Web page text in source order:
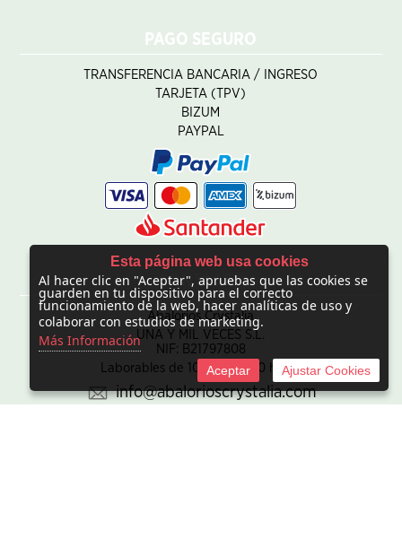
PAGO SEGURO
TRANSFERENCIA BANCARIA / INGRESO
TARJETA (TPV)
BIZUM
PAYPAL
CONTACTO
Abalorios Crystalia
UNA Y MIL VECES S.L.
NIF: B21797808
Laborables de 10:00 - 20:00 horas
info@abalorioscrystalia.com
Esta página web usa cookies
Al hacer clic en "Aceptar", apruebas que las cookies se
guarden en tu dispositivo para el correcto
funcionamiento de la web, hacer analíticas de uso y
colaborar con estudios de marketing.
Más Información
Aceptar Ajustar Cookies